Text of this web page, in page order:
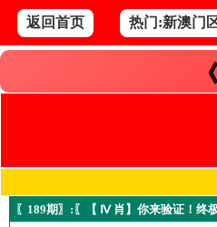
返回首页 热门:新澳门
〖189期〗:〖【 Ⅳ 肖】你来验证！终